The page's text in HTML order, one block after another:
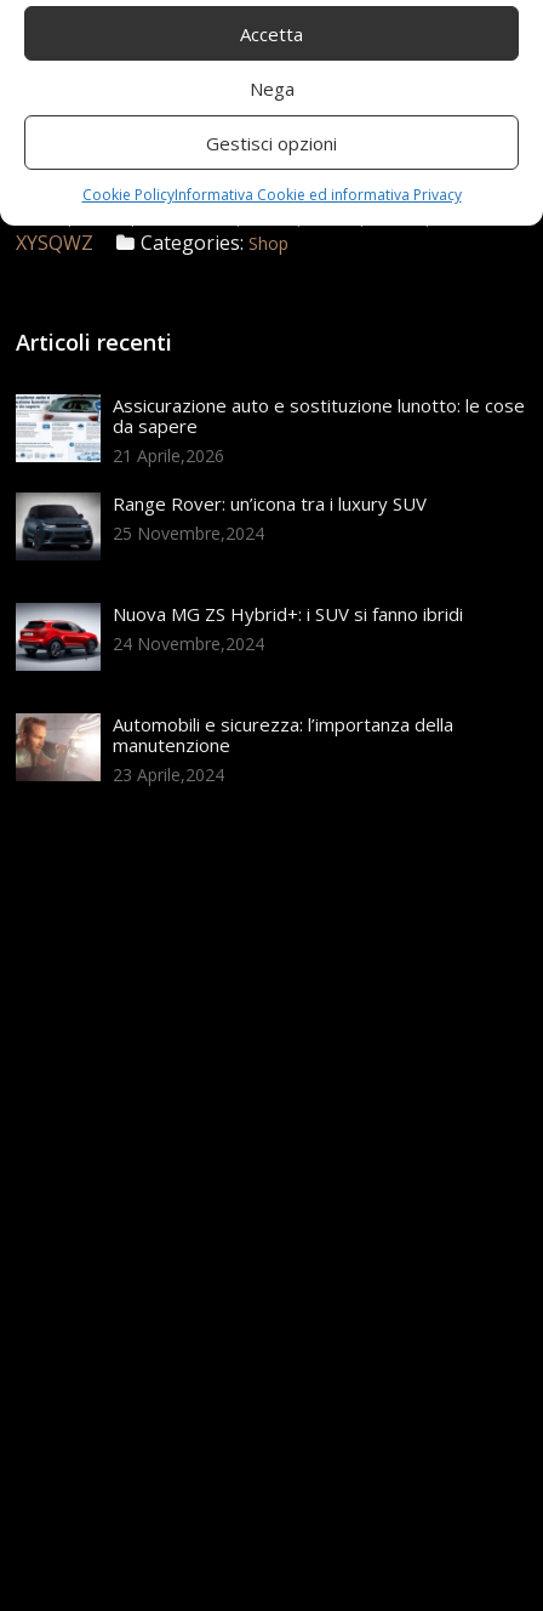
Accetta
Nega
Gestisci opzioni
Cookie PolicyInformativa Cookie ed informativa Privacy
21 Settembre 2021 redazione
10x2765,Accessori,allUsura,Antiscivolo,Camera,
Durevoli,esplosione,PNEUMATICI, Pneumatico
XYSQWZ
Categories: Shop
Articoli recenti
Assicurazione auto e sostituzione lunotto: le cose
da sapere
21 Aprile,2026
Range Rover: un’icona tra i luxury SUV
25 Novembre,2024
Nuova MG ZS Hybrid+: i SUV si fanno ibridi
24 Novembre,2024
Automobili e sicurezza: l’importanza della
manutenzione
23 Aprile,2024